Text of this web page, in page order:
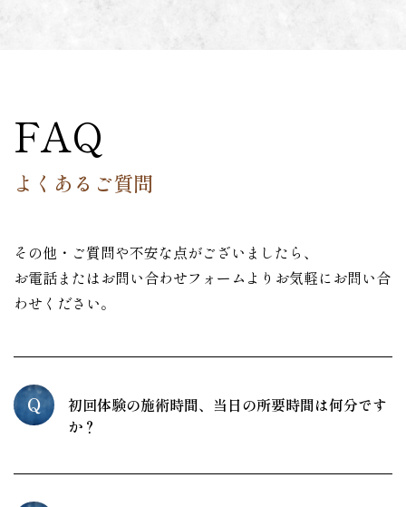
FAQ
よくあるご質問
その他・ご質問や不安な点がございましたら、
お電話またはお問い合わせフォームよりお気軽にお問い合
わせください。
Q
初回体験の施術時間、当日の所要時間は何分です
か？